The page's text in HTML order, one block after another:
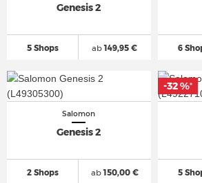
Genesis 2
5 Shops ab149,95 € 6
Salomon
Genesis 2
2 Shops ab150,00 € 5
-32 %*
-32 %*